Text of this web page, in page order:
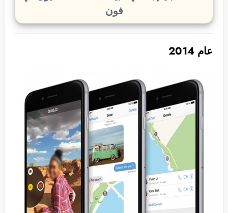
فون
عام 2014